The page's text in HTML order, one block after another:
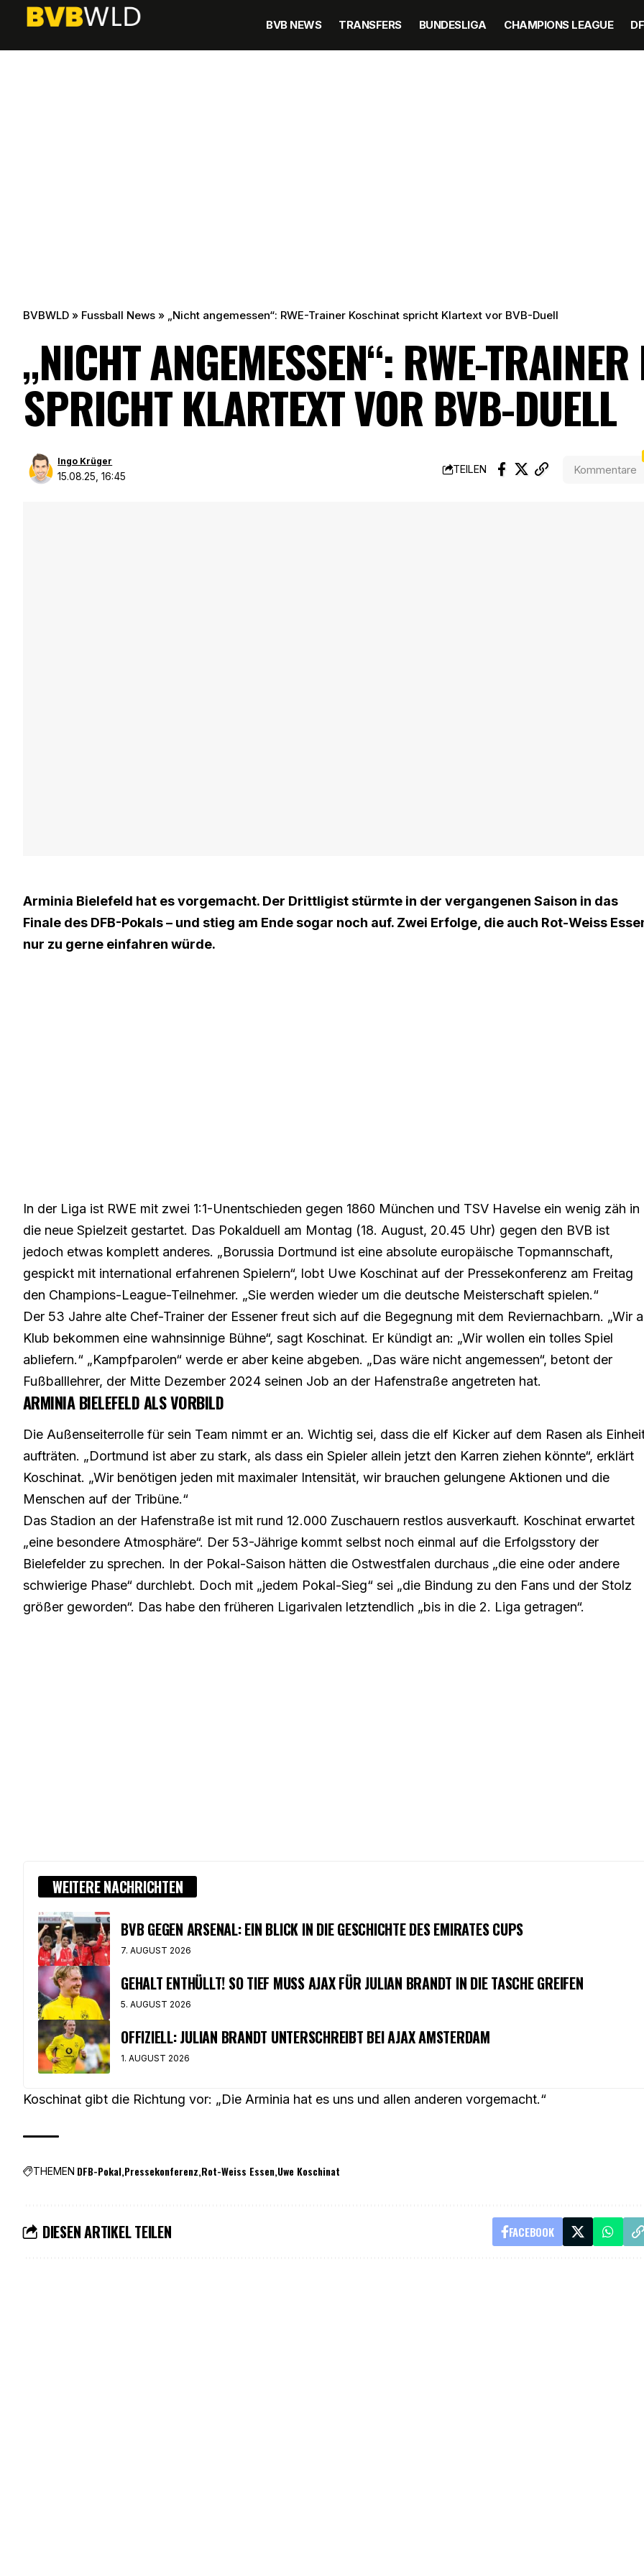
BVB NEWS TRANSFERS BUNDESLIGA CHAMPIONS LEAGUE
BVBWLD » Fussball News » „Nicht angemessen“: RWE-Trainer Koschinat spricht Klartext vor BVB-Duell
„NICHT ANGEMESSEN“: RWE-
SPRICHT KLARTEXT VOR BVB-DUELL
15.08.25, 16:45
Ingo Krüger
TEILEN Kommentare
Arminia Bielefeld hat es vorgemacht. Der Drittligist stürmte in der vergangenen Saison in das
Finale des DFB-Pokals – und stieg am Ende sogar noch auf. Zwei Erfolge, die auch Rot-Weiss
nur zu gerne einfahren würde.
In der Liga ist RWE mit zwei 1:1-Unentschieden gegen 1860 München und TSV Havelse ein wenig zäh in
die neue Spielzeit gestartet. Das Pokalduell am Montag (18. August, 20.45 Uhr) gegen den BVB ist
jedoch etwas komplett anderes. „Borussia Dortmund ist eine absolute europäische Topmannschaft,
gespickt mit international erfahrenen Spielern“, lobt Uwe Koschinat auf der Pressekonferenz am Freitag
den Champions-League-Teilnehmer. „Sie werden wieder um die deutsche Meisterschaft spielen.“
Der 53 Jahre alte Chef-Trainer der Essener freut sich auf die Begegnung mit dem Reviernachbarn. „Wir
Klub bekommen eine wahnsinnige Bühne“, sagt Koschinat. Er kündigt an: „Wir wollen ein tolles Spiel
abliefern.“ „Kampfparolen“ werde er aber keine abgeben. „Das wäre nicht angemessen“, betont der
Fußballlehrer, der Mitte Dezember 2024 seinen Job an der Hafenstraße angetreten hat.
ARMINIA BIELEFELD ALS VORBILD
Die Außenseiterrolle für sein Team nimmt er an. Wichtig sei, dass die elf Kicker auf dem Rasen als
aufträten. „Dortmund ist aber zu stark, als dass ein Spieler allein jetzt den Karren ziehen könnte“, erklärt
Koschinat. „Wir benötigen jeden mit maximaler Intensität, wir brauchen gelungene Aktionen und die
Menschen auf der Tribüne.“
Das Stadion an der Hafenstraße ist mit rund 12.000 Zuschauern restlos ausverkauft. Koschinat erwartet
„eine besondere Atmosphäre“. Der 53-Jährige kommt selbst noch einmal auf die Erfolgsstory der
Bielefelder zu sprechen. In der Pokal-Saison hätten die Ostwestfalen durchaus „die eine oder andere
schwierige Phase“ durchlebt. Doch mit „jedem Pokal-Sieg“ sei „die Bindung zu den Fans und der Stolz
größer geworden“. Das habe den früheren Ligarivalen letztendlich „bis in die 2. Liga getragen“.
WEITERE NACHRICHTEN
BVB GEGEN ARSENAL: EIN BLICK IN DIE GESCHICHTE DES EMIRATES CUPS
7. AUGUST 2026
GEHALT ENTHÜLLT! SO TIEF MUSS AJAX FÜR JULIAN BRANDT IN DIE TASCHE GREIFEN
5. AUGUST 2026
OFFIZIELL: JULIAN BRANDT UNTERSCHREIBT BEI AJAX AMSTERDAM
1. AUGUST 2026
Koschinat gibt die Richtung vor: „Die Arminia hat es uns und allen anderen vorgemacht.“
THEMEN DFB-Pokal Pressekonferenz Rot-Weiss Essen Uwe Koschinat
DIESEN ARTIKEL TEILEN FACEBOOK